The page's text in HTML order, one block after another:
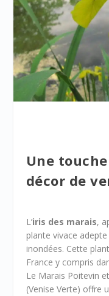
Une
décor de
L’iris des marais,
plante vivace
inondées. Cette
France y compris
Le Marais Poitevin
(Venise Verte) offre